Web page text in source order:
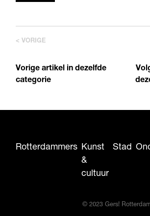
< VORIGE
Vorige artikel in dezelfde
categorie
Rotterdammers Kunst
&
cultuur
Stad
© 2023 Gers!